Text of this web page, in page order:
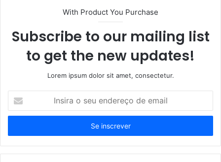
With Product You Purchase
Subscribe to our mailing list
to get the new updates!
Lorem ipsum dolor sit amet, consectetur.
seu
de
email